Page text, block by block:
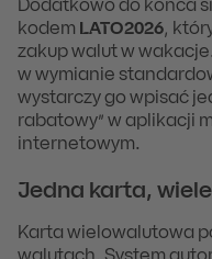
Dodatkowo do końca
kodem LATO2026,
zakup walut w
w wymianie
wystarczy go wpisać
rabatowy” w aplikacji
internetowym.
Jedna karta,
Karta wielowalutowa